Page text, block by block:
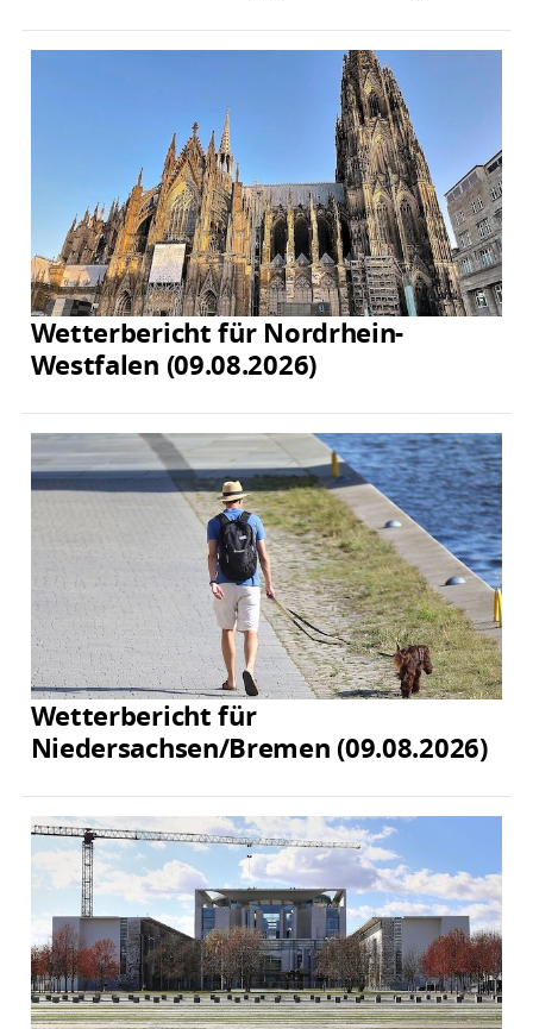
Wetterbericht für Nordrhein-
Westfalen (09.08.2026)
Wetterbericht für
Niedersachsen/Bremen (09.08.2026)